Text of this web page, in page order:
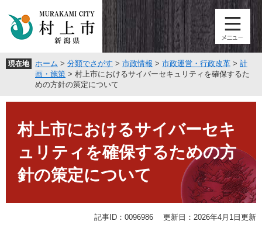
頭
。
飛
て
現在地 ホーム > 分類でさがす > 市政情報 > 市政運営・行政改革 > 計
画・施策 > 村上市におけるサイバーセキュリティを確保するた
めの方針の策定について
村上市におけるサイバーセキ
ュリティを確保するための方
針の策定について
記事ID：0096986 更新日：2026年4月1日更新